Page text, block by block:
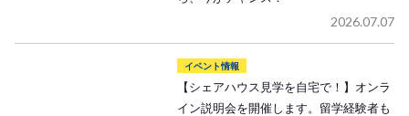
2026.07.07
イベント情報
【シェアハウス見学を自宅で！】オンラ
イン説明会を開催します。留学経験者も